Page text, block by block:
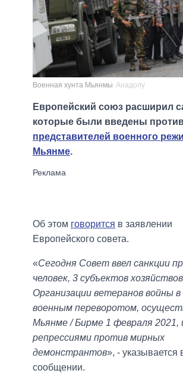
Военная хунта Мьянмы Анадолу
Европейский союз расширил
которые были введены
представителей военного
Мьянме.
Об этом говорится в заявлении
Европейского совета.
«Сегодня Совет ввел санкции
человек, 3 субъектов
Организации ветеранов войны в
военным переворотом,
Мьянме / Бирме 1 февраля 2021,
репрессиями против мирных
демонстрантов», - указывается
сообщении.